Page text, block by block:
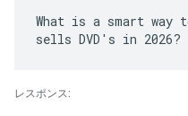
What is a smart way
レスポンス: